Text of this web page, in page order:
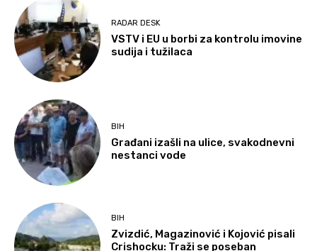
RADAR DESK
VSTV i EU u borbi za kontrolu imovine
sudija i tužilaca
BIH
Građani izašli na ulice, svakodnevni
nestanci vode
BIH
Zvizdić, Magazinović i Kojović pisali
Crishocku: Traži se poseban